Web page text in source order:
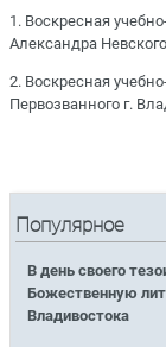
1. Воскресная
Александра
2. Воскресная
Первозванного г.
Популярное
В день своего
Божественную
Владивостока